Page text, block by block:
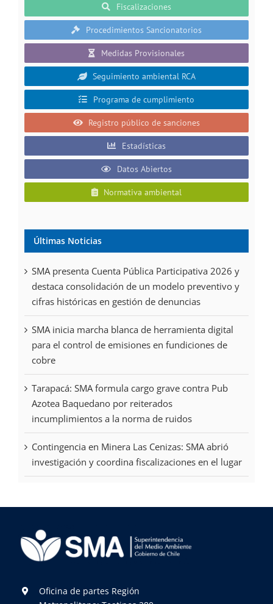
Fiscalizaciones
Procedimientos Sancionatorios
Medidas Provisionales
Seguimiento ambiental RCA
Programa de cumplimiento
Registro público de sanciones
Estadísticas
Datos Abiertos
Normativa ambiental
Últimas Noticias
SMA presenta Cuenta Pública Participativa 2026 y
destaca consolidación de un modelo preventivo y
cifras históricas en gestión de denuncias
SMA inicia marcha blanca de herramienta digital
para el control de emisiones en fundiciones de
cobre
Tarapacá: SMA formula cargo grave contra Pub
Azotea Baquedano por reiterados
incumplimientos a la norma de ruidos
Contingencia en Minera Las Cenizas: SMA abrió
investigación y coordina fiscalizaciones en el lugar
Oficina de partes Región